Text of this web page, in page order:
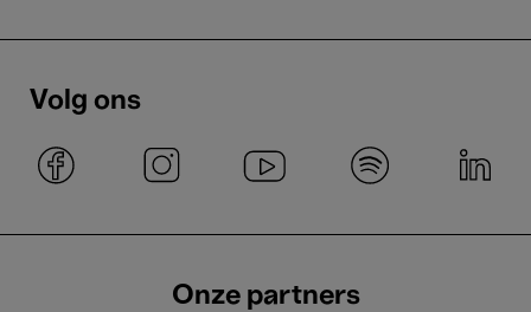
Volg ons
Onze partners